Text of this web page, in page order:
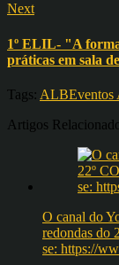
Next
1º ELIL- "A
práticas em sala
Tags: ALBEventos
Artigos
O canal do
redondas do
se: https://